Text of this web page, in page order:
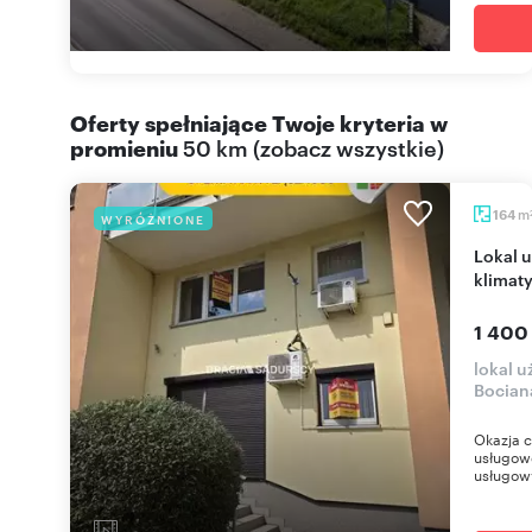
Oferty spełniające Twoje kryteria w
promieniu50 km (zobacz wszystkie)
WYRÓŻNIONE 164 m
Lokal usługowy 164 m² z parkingiem i
1
lokal
Okazja